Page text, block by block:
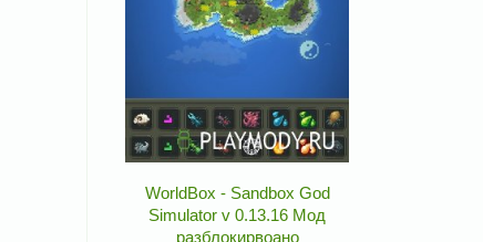
WorldBox - Sandbox God
Simulator v 0.13.16 Мод
разблокирвоано